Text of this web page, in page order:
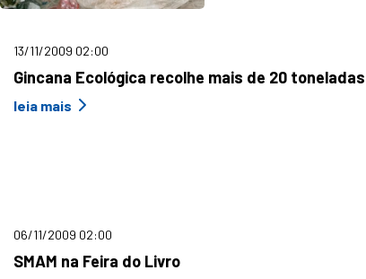
13/11/2009 02:00
Gincana Ecológica recolhe mais de 20
leia mais
06/11/2009 02:00
SMAM na Feira do Livro